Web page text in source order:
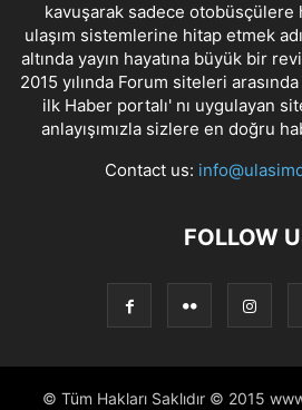
kavuşarak sadece
ulaşım sistemlerine hitap etmek
altında yayın hayatına büyük bir
2015 yılında Forum siteleri
ilk Haber portalı' nı uygulayan
anlayışımızla sizlere en doğru
Contact us:
FOLLOW
© Tüm Hakları Saklıdır © 2015